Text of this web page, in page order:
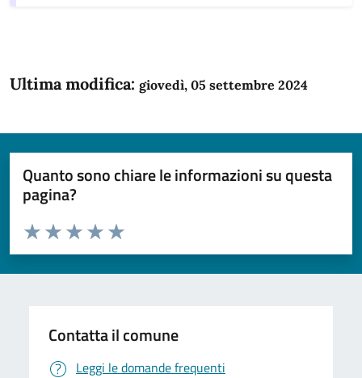
Ultima modifica: giovedì, 05 settembre 2024
Quanto sono chiare le informazioni su questa
pagina?
Domanda
Valuta da 1 a 5 stelle la pagina
Valuta 5 stelle su 5
Valuta 4 stelle su 5
Valuta 3 stelle su 5
Valuta 2 stelle su 5
Valuta 1 stelle su 5
Contatta il comune
Leggi le domande frequenti